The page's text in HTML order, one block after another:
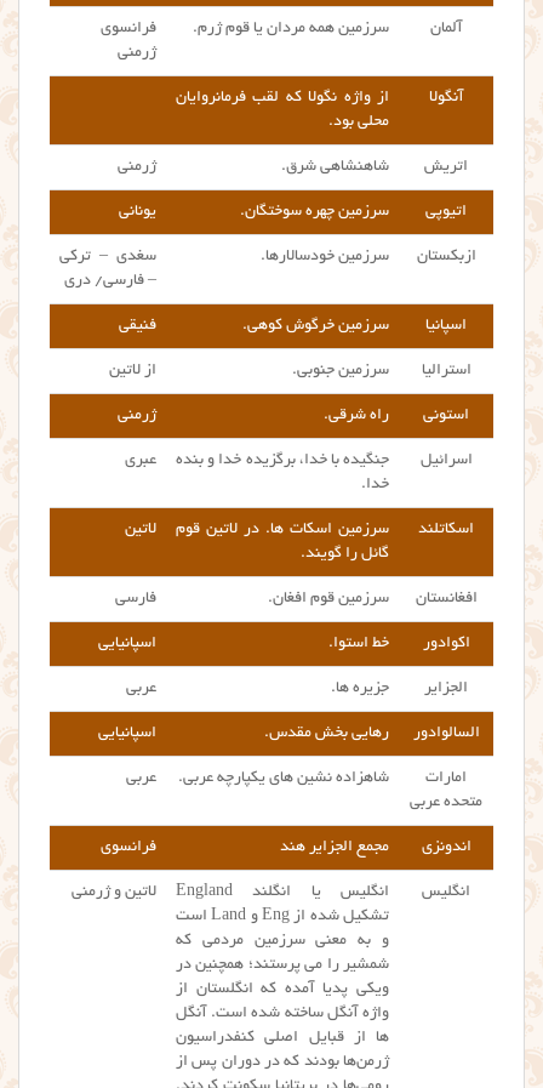
آلمان سرزمین همه مردان یا قوم ژرم.
فرانسوی
ژرمنی
آنگولا
از واژه نگولا که لقب فرمانروایان
محلی بود.
اتریش شاهنشاهی شرق. ژرمنی
اتیوپی سرزمین چهره سوختگان. یونانی
ازبکستان سرزمین خودسالارها.
سغدی – ترکی
– فارسی/ دری
اسپانیا سرزمین خرگوش کوهی. فنیقی
استرالیا سرزمین جنوبی. از لاتین
استونی راه شرقی. ژرمنی
اسرائیل
جنگیده با خدا، برگزیده خدا و بنده
خدا.
عبری
اسکاتلند
سرزمین اسکات ها. در لاتین قوم
گائل را گویند.
لاتین
افغانستان سرزمین قوم افغان. فارسی
اکوادور خط استوا. اسپانیایی
الجزایر جزیره ها. عربی
السالوادور رهایی بخش مقدس. اسپانیایی
امارات
متحده عربی
شاهزاده نشین های یکپارچه عربی. عربی
اندونزی مجمع الجزایر هند فرانسوی
انگلیس
انگلیس یا انگلند England
تشکیل شده از Eng و Land است
و به معنی سرزمین مردمی که
شمشیر را می پرستند؛ همچنین در
ویکی پدیا آمده که انگلستان از
واژه آنگل ساخته شده است. آنگل
ها از قبایل اصلی کنفدراسیون
ژرمن‌ها بودند که در دوران پس از
لاتین و ژرمنی